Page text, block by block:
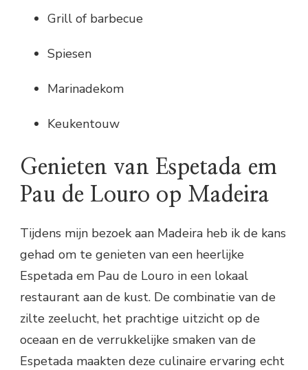
Grill of barbecue
Spiesen
Marinadekom
Keukentouw
Genieten van Espetada em
Pau de Louro op Madeira
Tijdens mijn bezoek aan Madeira heb ik de kans
gehad om te genieten van een heerlijke
Espetada em Pau de Louro in een lokaal
restaurant aan de kust. De combinatie van de
zilte zeelucht, het prachtige uitzicht op de
oceaan en de verrukkelijke smaken van de
Espetada maakten deze culinaire ervaring echt